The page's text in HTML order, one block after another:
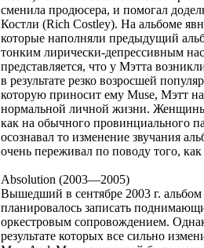
сменила продюсера, и помогал
Костли (Rich Costley). На альбоме
которые наполняли предыдущий
тонким лирически-депрессивным
представляется, что у Мэтта
в результате резко возросшей
которую приносит ему Muse, Мэтт
нормальной личной жизни. Женщины
как на обычного провинциального
осознавал то изменение звучания
очень переживал по поводу того,
Absolution (2003—2005)
Вышедший в сентябре 2003 г.
планировалось записать
оркестровым сопровождением.
результате которых все сильно